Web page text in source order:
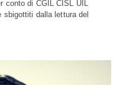
conto di CGIL CISL UIL
sbigottiti dalla lettura del